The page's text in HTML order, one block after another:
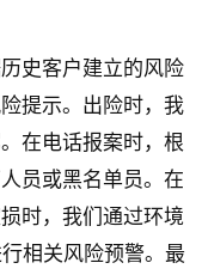
史客户建立的风险
提示。出险时，我
在电话报案时，根
员或黑名单员。在
时，我们通过环境
相关风险预警。最